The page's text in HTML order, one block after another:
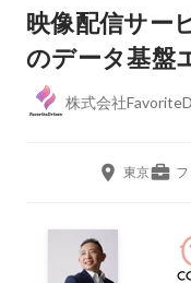
映像配信サー
のデータ基盤
株式会社
東京